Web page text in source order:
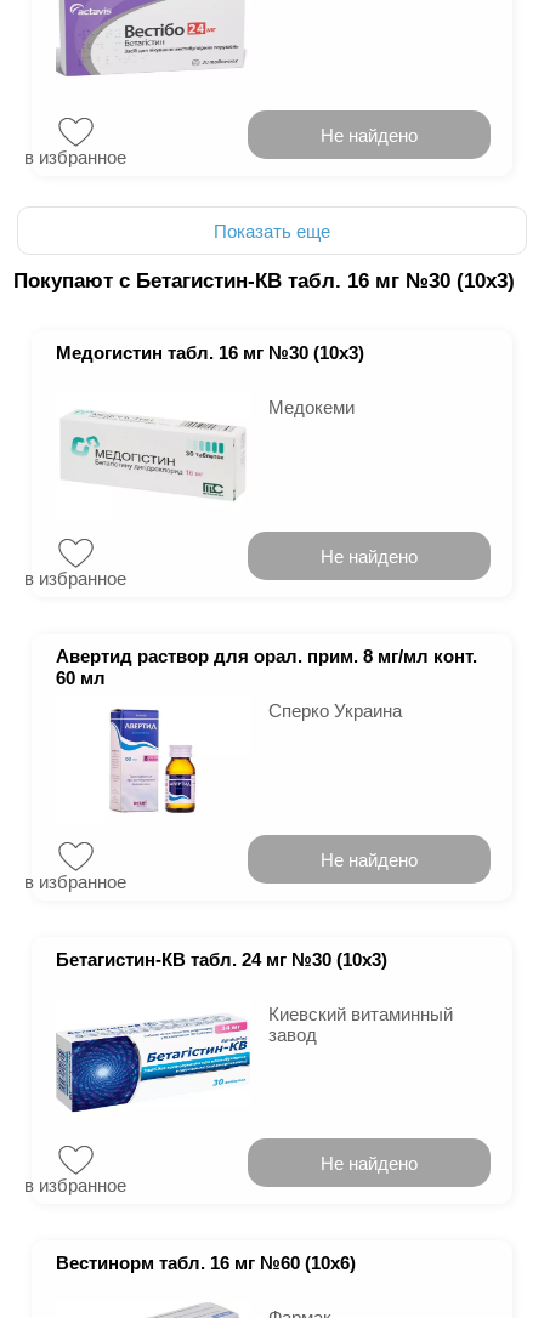
в избранное
Не найдено
Показать еще
Покупают с Бетагистин-КВ табл. 16 мг №30 (10х3)
Медогистин табл. 16 мг №30 (10х3)
Медокеми
в избранное
Не найдено
Авертид раствор для орал. прим. 8 мг/мл конт.
60 мл
Сперко Украина
в избранное
Не найдено
Бетагистин-КВ табл. 24 мг №30 (10х3)
Киевский витаминный
завод
в избранное
Не найдено
Вестинорм табл. 16 мг №60 (10х6)